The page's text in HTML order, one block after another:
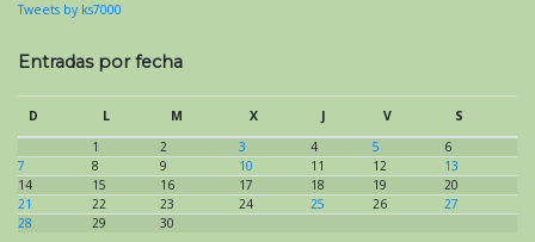
Tweets by ks7000
Entradas por fecha
D L M X J V
S
1
2 3 4 5
6
7
8 9 10 11 12
13
14
15 16 17 18 19
20
21
22 23 24 25 26
27
28
29 30